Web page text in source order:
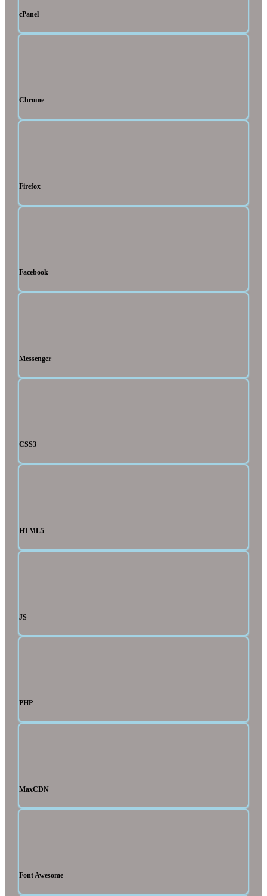
cPanel
Chrome
Firefox
Facebook
Messenger
CSS3
HTML5
JS
PHP
MaxCDN
Font Awesome